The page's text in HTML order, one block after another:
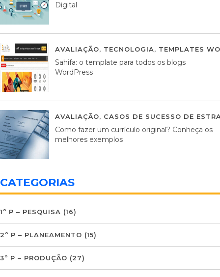
Digital
AVALIAÇÃO, TECNOLOGIA, TEMPLATES
Sahifa: o template para todos os blogs
WordPress
AVALIAÇÃO, CASOS DE SUCESSO DE
Como fazer um currículo original? Conheça os
melhores exemplos
CATEGORIAS
1º P – PESQUISA (16)
2º P – PLANEAMENTO (15)
3º P – PRODUÇÃO (27)